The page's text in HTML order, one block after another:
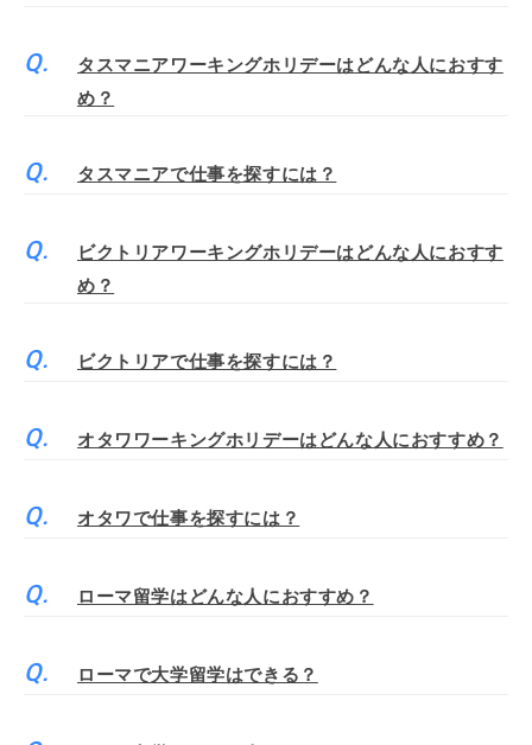
タスマニアワーキングホリデーはどんな人におすす
め？
タスマニアで仕事を探すには？
ビクトリアワーキングホリデーはどんな人におすす
め？
ビクトリアで仕事を探すには？
オタワワーキングホリデーはどんな人におすすめ？
オタワで仕事を探すには？
ローマ留学はどんな人におすすめ？
ローマで大学留学はできる？